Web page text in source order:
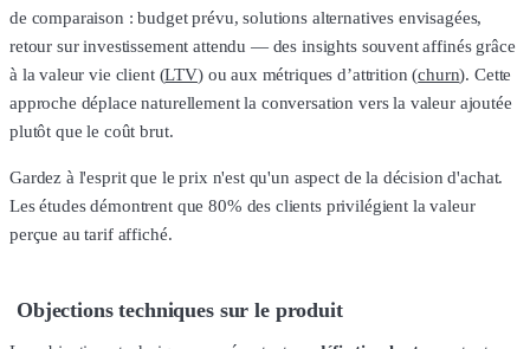
de comparaison : budget prévu, solutions alternatives envisagées,
retour sur investissement attendu — des insights souvent affinés grâce
à la valeur vie client (LTV) ou aux métriques d’attrition (churn). Cette
approche déplace naturellement la conversation vers la valeur ajoutée
plutôt que le coût brut.
Gardez à l'esprit que le prix n'est qu'un aspect de la décision d'achat.
Les études démontrent que 80% des clients privilégient la valeur
perçue au tarif affiché.
Objections techniques sur le produit